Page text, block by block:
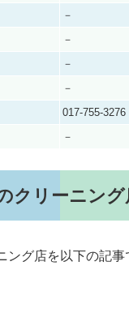
－
－
－
－
017-755-3276
－
クリーニング
ング店を以下の記事